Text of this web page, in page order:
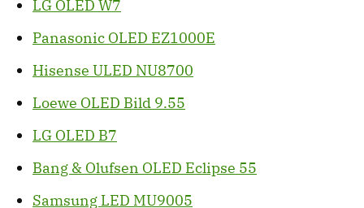
LG OLED W7
Panasonic OLED EZ1000E
Hisense ULED NU8700
Loewe OLED Bild 9.55
LG OLED B7
Bang & Olufsen OLED Eclipse 55
Samsung LED MU9005